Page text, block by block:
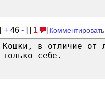
[+ 46 - ] [ 1 ]
Кошки, в отличие от
только себе.